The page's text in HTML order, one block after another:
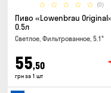
(0)
Пиво «Lowenbrau
0.5л
Светлое, Фильтрованное, 5.1°
55,50
грн за 1 шт